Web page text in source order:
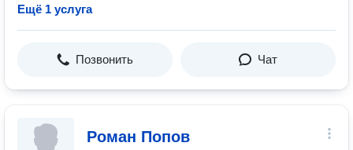
Ещё 1 услуга
Позвонить Чат
Роман Попов